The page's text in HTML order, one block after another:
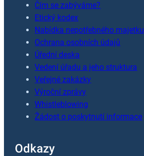
Čím se zabýváme?
Etický kodex
Nabídka nepotřebného majetku
Ochrana osobních údajů
Úřední deska
Vedení úřadu a jeho struktura
Veřejné zakázky
Výroční zprávy
Whistleblowing
Žádost o poskytnutí informace
Odkazy